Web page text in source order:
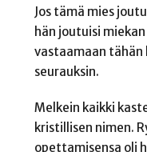
Jos tämä mies
hän joutuisi
vastaamaan tähän
seurauksin.
Melkein kaikki
kristillisen nimen.
opettamisensa oli